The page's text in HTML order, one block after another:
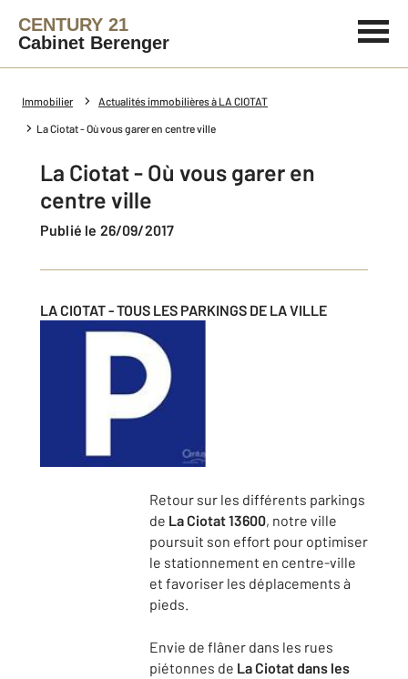
CENTURY 21
Cabinet Berenger
Immobilier Actualités immobilières à LA CIOTAT
La Ciotat - Où vous garer en centre ville
La Ciotat - Où vous garer en
centre ville
Publié le 26/09/2017
LA CIOTAT - TOUS LES PARKINGS DE LA VILLE
Retour sur les différents parkings
de La Ciotat 13600, notre ville
poursuit son effort pour optimiser
le stationnement en centre-ville
et favoriser les déplacements à
pieds.
Envie de flâner dans les rues
piétonnes de La Ciotat dans les